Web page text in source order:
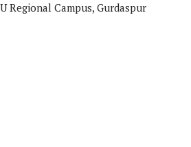
Regional Campus, Gurdaspur